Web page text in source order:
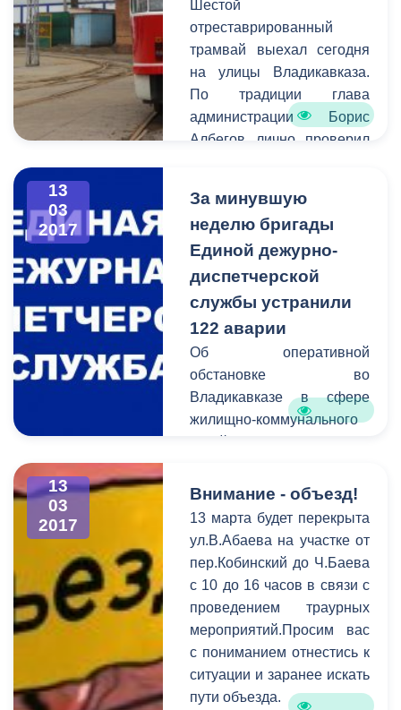
Шестой
отреставрированный
трамвай выехал сегодня
на улицы Владикавказа.
По традиции глава
администрации Борис
Албегов лично проверил
обновленному
трамвайному вагону.
13
03
2017
За минувшую
неделю бригады
Единой дежурно-
диспетчерской
службы устранили
122 аварии
Об оперативной
обстановке во
Владикавказе в сфере
жилищно-коммунального
диспетчерская служба.
В период c 6 по 13 марта
на горячую линию единой
дежурно-диспетчерской
службы поступило 122
оперативном порядке
устраняют проблемы в
13
03
2017
Внимание - объезд!
13 марта будет перекрыта
ул.В.Абаева на участке от
пер.Кобинский до Ч.Баева
с 10 до 16 часов в связи с
проведением траурных
мероприятий.Просим вас
с пониманием отнестись к
ситуации и заранее искать
пути объезда.